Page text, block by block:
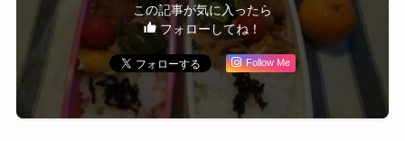
この記事が気に入ったら
フォローしてね！
Follow Me